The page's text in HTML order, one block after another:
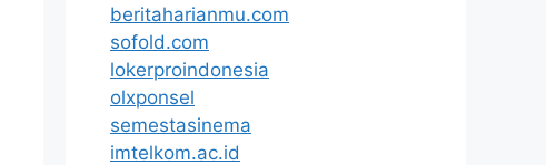
beritaharianmu.com
sofold.com
lokerproindonesia
olxponsel
semestasinema
imtelkom.ac.id